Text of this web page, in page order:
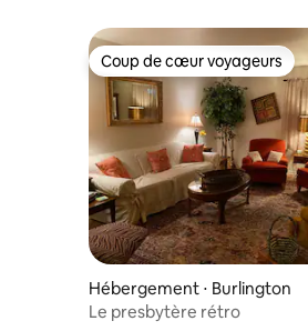
Coup de cœur voyageurs
Coup de cœur voyageurs
Hébergement ⋅ Burlington
Le presbytère rétro